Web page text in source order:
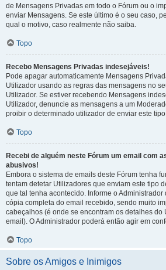
de Mensagens Privadas em todo o Fórum ou o
enviar Mensagens. Se este último é o seu caso,
qual o motivo, caso realmente não saiba.
Topo
Recebo Mensagens Privadas indesejáveis!
Pode apagar automaticamente Mensagens
Utilizador usando as regras das mensagens no
Utilizador. Se estiver recebendo Mensagens
Utilizador, denuncie as mensagens a um
proibir o determinado utilizador de enviar este
Topo
Recebi de alguém neste Fórum um email com
abusivos!
Embora o sistema de emails deste Fórum tenha
tentam detetar Utilizadores que enviam este tipo
que tal tenha acontecido. Informe o
cópia completa do email recebido, sendo muito
cabeçalhos (é onde se encontram os detalhes do
email). O Administrador poderá então agir em
Topo
Sobre os Amigos e Inimigos